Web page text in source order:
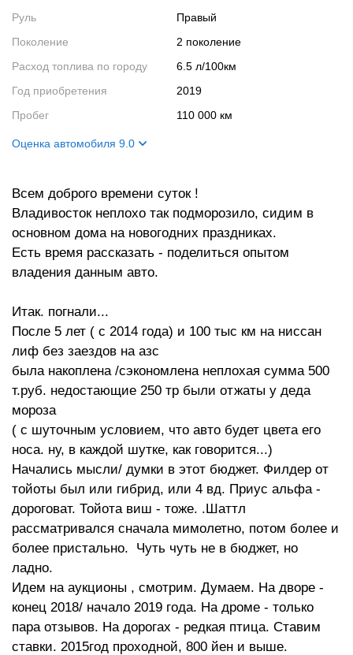
Руль
Правый
Поколение
2 поколение
Расход топлива по городу
6.5 л/100км
Год приобретения
2019
Пробег
110 000 км
Оценка автомобиля 9.0
Салон
9
Двигатель
9
Ходовые качества
9
Всем доброго времени суток !
Владивосток неплохо так подморозило, сидим в
основном дома на новогодних праздниках.
Есть время рассказать - поделиться опытом
владения данным авто.
Итак. погнали...
После 5 лет ( с 2014 года) и 100 тыс км на ниссан
лиф без заездов на азс
была накоплена /сэкономлена неплохая сумма 500
т.руб. недостающие 250 тр были отжаты у деда
мороза
( с шуточным условием, что авто будет цвета его
носа. ну, в каждой шутке, как говорится...)
Начались мысли/ думки в этот бюджет. Филдер от
тойоты был или гибрид, или 4 вд. Приус альфа -
дороговат. Тойота виш - тоже. .Шаттл
рассматривался сначала мимолетно, потом более и
более пристально. Чуть чуть не в бюджет, но
ладно.
Идем на аукционы , смотрим. Думаем. На дворе -
конец 2018/ начало 2019 года. На дроме - только
пара отзывов. На дорогах - редкая птица. Ставим
ставки. 2015год проходной, 800 йен и выше.